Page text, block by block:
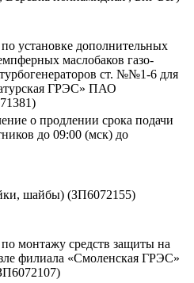
установке дополнительных
маслобаков газо-
ст. №№1-6 для
ГРЭС» ПАО
о продлении срока подачи
до 09:00 (мск) до
шайбы) (ЗП6072155)
монтажу средств защиты на
филиала «Смоленская ГРЭС»